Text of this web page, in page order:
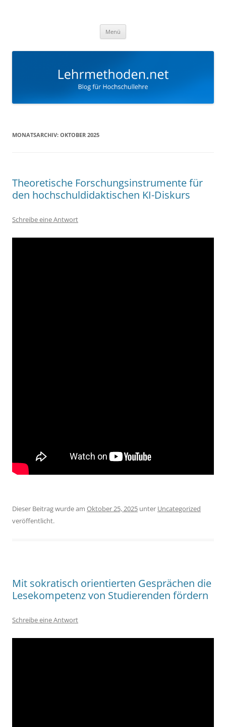
Menü
MONATSARCHIV: OKTOBER 2025
Theoretische Forschungsinstrumente für
den hochschuldidaktischen KI-Diskurs
Schreibe eine Antwort
Dieser Beitrag wurde am Oktober 25, 2025 unter Uncategorized
veröffentlicht.
Mit sokratisch orientierten Gesprächen die
Lesekompetenz von Studierenden fördern
Schreibe eine Antwort